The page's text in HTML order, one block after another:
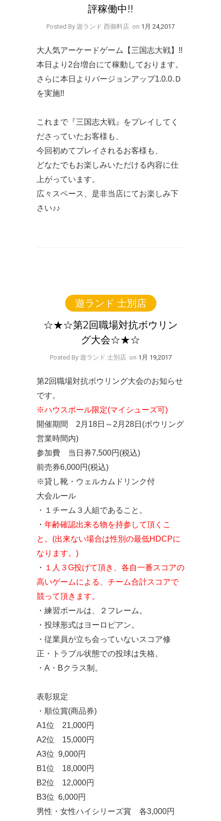
評稼働中!!
Posted By 遊ランド 西御料店 on 1月 24,2017
大人気アーケードゲーム【三国志大戦】!!
本日より2台増台にて稼動しております。
さらに本日よりバージョンアップ1.0.0.Ｄ
を実施!!
これまで『三国志大戦』をプレイしてく
ださっていたお客様も、
今回初めてプレイされるお客様も、
どなたでもお楽しみいただける内容に仕
上がっています。
広々スペース、是非当店にてお楽しみ下
さい♪♪
遊ランド 士別店
☆★☆第2回職場対抗ボウリン
グ大会☆★☆
Posted By 遊ランド 士別店 on 1月 19,2017
第2回職場対抗ボウリング大会のお知らせ
です。
※ハウスボール限定(マイシューズ可)
開催期間 2月18日～2月28日(ボウリング
営業時間内)
参加費 当日券7,500円(税込)
前売券6,000円(税込)
※貸し靴・ウェルカムドリンク付
大会ルール
・１チーム３人組であること。
・ 年齢確認出来る物を持参して頂くこ
と。(出来ない場合は性別の最低HDCPに
なります。)
・ １人３G投げて頂き、各自一番スコアの
高いゲームによる、チーム合計スコアで
競って頂きます。
・練習ボールは、２フレーム。
・投球形式はヨーロピアン。
・従業員が立ち会っていないスコア修
正・トラブル状態での投球は失格。
・A・Bクラス制。
表彰規定
・順位賞(商品券)
A1位 21,000円
A2位 15,000円
A3位 9,000円
B1位 18,000円
B2位 12,000円
B3位 6,000円
男性・女性ハイシリーズ賞 各3,000円